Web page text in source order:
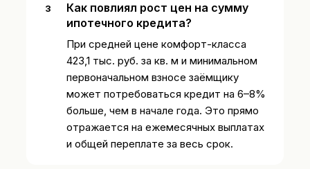
Как повлиял рост цен на сумму
ипотечного кредита?
При средней цене комфорт-класса
423,1 тыс. руб. за кв. м и минимальном
первоначальном взносе заёмщику
может потребоваться кредит на 6–8%
больше, чем в начале года. Это прямо
отражается на ежемесячных выплатах
и общей переплате за весь срок.